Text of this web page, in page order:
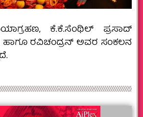
ಕೆ.ಕೆ.ಸೆಂಥಿಲ್ ಪ್ರಸಾದ್
ಹಾಗೂ ರವಿಚಂದ್ರನ್ ಅವರ ಸಂಕಲನ